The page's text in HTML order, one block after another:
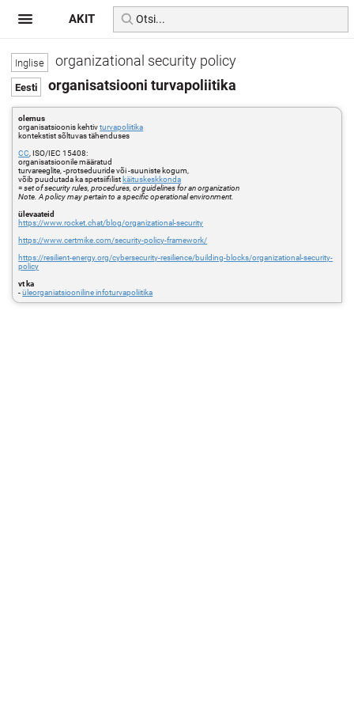
organizational security policy
organisatsiooni turvapoliitika
olemus
organisatsioonis kehtivturvapoliitika
kontekstist sõltuvas tähenduses
CC , ISO/IEC 15408:
organisatsioonile määratud
turvareeglite, -protseduuride või -suuniste kogum,
võib puudutada ka spetsiifilist käituskeskkonda
=set of security rules, procedures, or guidelines for an organization
Note. A policy may pertain to a specific operational environment.
ülevaateid
https://www.rocket.chat/blog/organizational-security
https://www.certmike.com/security-policy-framework/
https://resilient-energy.org/cybersecurity-resilience/building-blocks/organizational-security-
policy
vt ka
-üleorganiatsiooniline infoturvapoliitika
AKIT